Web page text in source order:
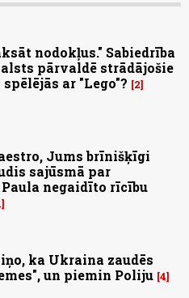
nodokļus." Sabiedrība
pārvaldē strādājošie
ar "Lego"?
2
Jums brīnišķīgi
sajūsmā par
negaidīto rīcību
ka Ukraina zaudēs
un piemin Poliju 4